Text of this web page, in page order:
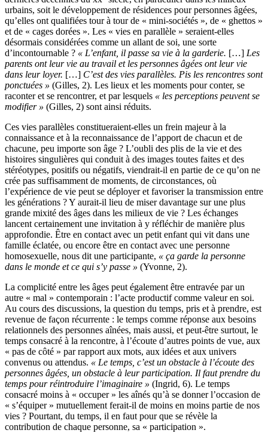
urbains, soit le développement de résidences pour personnes âgées,
qu’elles ont qualifiées tour à tour de « mini-sociétés », de « ghettos »
et de « cages dorées ». Les « vies en parallèle » seraient-elles
désormais considérées comme un allant de soi, une sorte
d’incontournable ? « L’enfant, il passe sa vie à la garderie. […] Les
parents ont leur vie au travail et les personnes âgées ont leur vie
dans leur loyer. […] C’est des vies parallèles. Pis les rencontres sont
ponctuées » (Gilles, 2). Les lieux et les moments pour conter, se
raconter et se rencontrer, et par lesquels « les perceptions peuvent se
modifier » (Gilles, 2) sont ainsi réduits.
Ces vies parallèles constitueraient-elles un frein majeur à la
connaissance et à la reconnaissance de l’apport de chacun et de
chacune, peu importe son âge ? L’oubli des plis de la vie et des
histoires singulières qui conduit à des images toutes faites et des
stéréotypes, positifs ou négatifs, viendrait-il en partie de ce qu’on ne
crée pas suffisamment de moments, de circonstances, où
l’expérience de vie peut se déployer et favoriser la transmission entre
les générations ? Y aurait-il lieu de miser davantage sur une plus
grande mixité des âges dans les milieux de vie ? Les échanges
lancent certainement une invitation à y réfléchir de manière plus
approfondie. Être en contact avec un petit enfant qui vit dans une
famille éclatée, ou encore être en contact avec une personne
homosexuelle, nous dit une participante, « ça garde la personne
dans le monde et ce qui s’y passe » (Yvonne, 2).
La complicité entre les âges peut également être entravée par un
autre « mal » contemporain : l’acte productif comme valeur en soi.
Au cours des discussions, la question du temps, pris et à prendre, est
revenue de façon récurrente : le temps comme réponse aux besoins
relationnels des personnes aînées, mais aussi, et peut-être surtout, le
temps consacré à la rencontre, à l’écoute d’autres points de vue, aux
« pas de côté » par rapport aux mots, aux idées et aux univers
convenus ou attendus. « Le temps, c’est un obstacle à l’écoute des
personnes âgées, un obstacle à leur participation. Il faut prendre du
temps pour réintroduire l’imaginaire » (Ingrid, 6). Le temps
consacré moins à « occuper » les aînés qu’à se donner l’occasion de
« s’équiper » mutuellement ferait-il de moins en moins partie de nos
vies ? Pourtant, du temps, il en faut pour que se révèle la
contribution de chaque personne, sa « participation ».